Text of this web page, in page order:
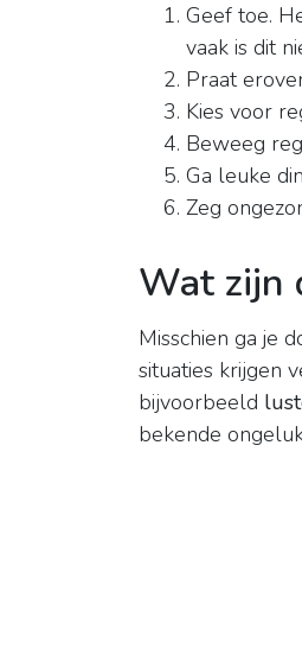
Geef toe.
vaak is dit
Praat
Kies voor
Beweeg
Ga leuke
Zeg
Wat zijn
Misschien ga je
situaties krijgen
bijvoorbeeld
bekende